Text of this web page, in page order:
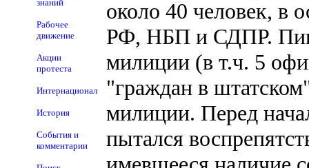
знаний
Рабочее
движение
Акции
протеста
Интернационал
История
События и
комментарии
около 40 человек,
РФ, НБП и СДПР.
милиции (в т.ч. 5
"граждан в
милиции. Перед
пытался